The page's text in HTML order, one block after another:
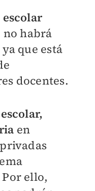
no habrá
que está
docentes.
en
ello,